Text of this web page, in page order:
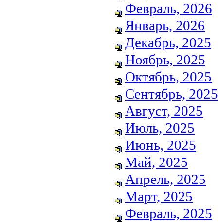
Февраль, 2026
Январь, 2026
Декабрь, 2025
Ноябрь, 2025
Октябрь, 2025
Сентябрь, 2025
Август, 2025
Июль, 2025
Июнь, 2025
Май, 2025
Апрель, 2025
Март, 2025
Февраль, 2025